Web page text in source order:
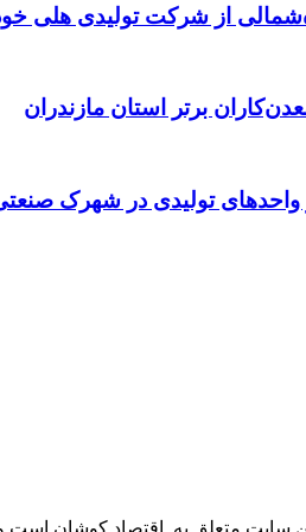
از شرکت تولیدی هلی
برتر استان مازندران
از واحدهای تولیدی در شهرک